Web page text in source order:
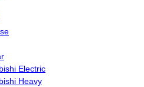
Electric
Heavy